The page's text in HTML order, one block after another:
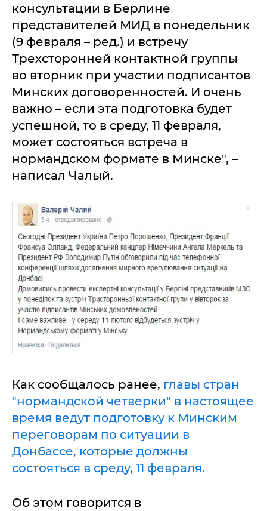
консультации в Берлине
представителей МИД в понедельник
(9 февраля – ред.) и встречу
Трехсторонней контактной группы
во вторник при участии подписантов
Минских договоренностей. И очень
важно – если эта подготовка будет
успешной, то в среду, 11 февраля,
может состояться встреча в
нормандском формате в Минске", –
написал Чалый.
Как сообщалось ранее, главы стран
"нормандской четверки" в настоящее
время ведут подготовку к Минским
переговорам по ситуации в
Донбассе, которые должны
состояться в среду, 11 февраля.
Об этом говорится в